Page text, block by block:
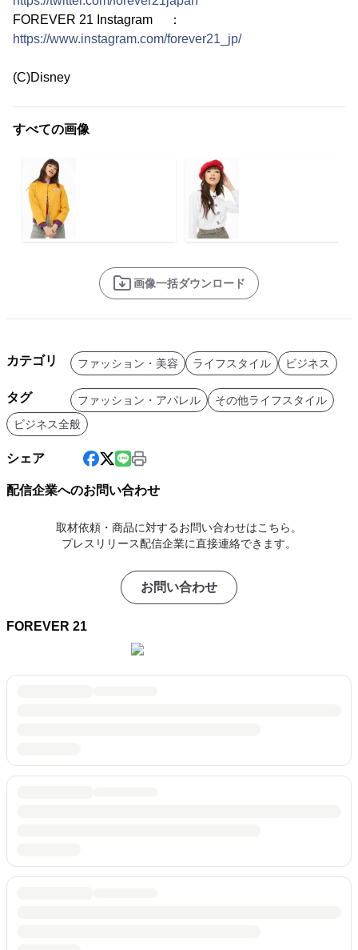
FOREVER 21 Instagram ：
https://www.instagram.com/forever21_jp/
(C)Disney
すべての画像
画像一括ダウンロード
カテゴリ ファッション・美容 ライフスタイル ビジネス
タグ ファッション・アパレル
その他ライフスタイル
ビジネス全般
シェア
配信企業へのお問い合わせ
取材依頼・商品に対するお問い合わせはこちら。
プレスリリース配信企業に直接連絡できます。
お問い合わせ
FOREVER 21